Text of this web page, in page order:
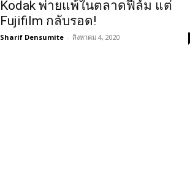
Kodak พ่ายแพ้ในตลาดฟีล์ม แต่
Fujifilm กลับรอด!
Sharif Densumite - สิงหาคม 4, 2020